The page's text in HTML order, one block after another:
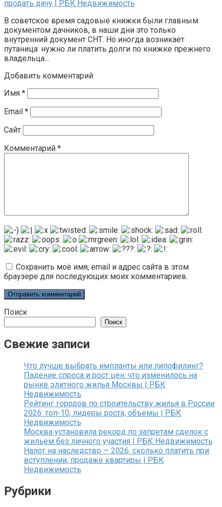
продать дачу | РБК Недвижимость
В советское время садовые книжки были главным
документом дачников, в наши дни это только
внутренний документ СНТ. Но иногда возникает
путаница: нужно ли платить долги по книжке прежнего
владельца…
Добавить комментарий
Имя *
Email *
Сайт
Комментарий *
Сохранить моё имя, email и адрес сайта в этом
браузере для последующих моих комментариев.
Поиск
Поиск
Свежие записи
Что лучше выбрать импланты или липофилинг?
Падение спроса и рост цен: что изменилось на
рынке элитного жилья Москвы | РБК
Недвижимость
Рейтинг городов по строительству жилья в России
2026: топ-10, лидеры роста, объемы | РБК
Недвижимость
Москва установила рекорд по запретам сделок с
жильем без личного участия | РБК Недвижимость
Налог на наследство — 2026: сколько платить при
вступлении, продаже квартиры | РБК
Недвижимость
Рубрики